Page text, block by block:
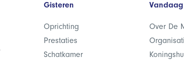
Gisteren
Oprichting
Prestaties
Schatkamer
Vandaag
Over De